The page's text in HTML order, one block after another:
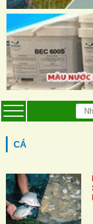
CÁ